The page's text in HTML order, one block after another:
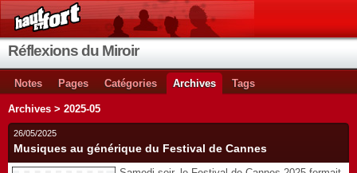
Réflexions du Miroir
Notes Pages Catégories Archives Tags
Archives > 2025-05
26/05/2025
Musiques au générique du Festival de Cannes